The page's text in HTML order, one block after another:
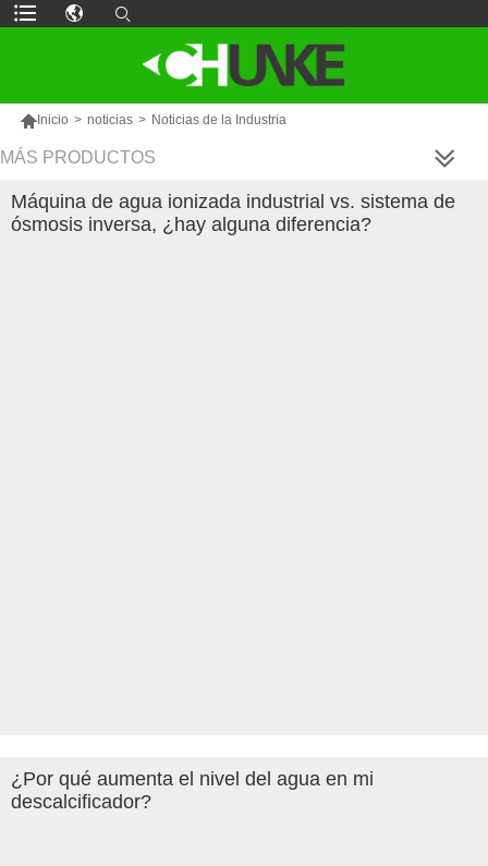
Inicio > noticias > Noticias de la Industria
MÁS PRODUCTOS
Máquina de agua ionizada industrial vs. sistema de
ósmosis inversa, ¿hay alguna diferencia?
¿Por qué aumenta el nivel del agua en mi
descalcificador?